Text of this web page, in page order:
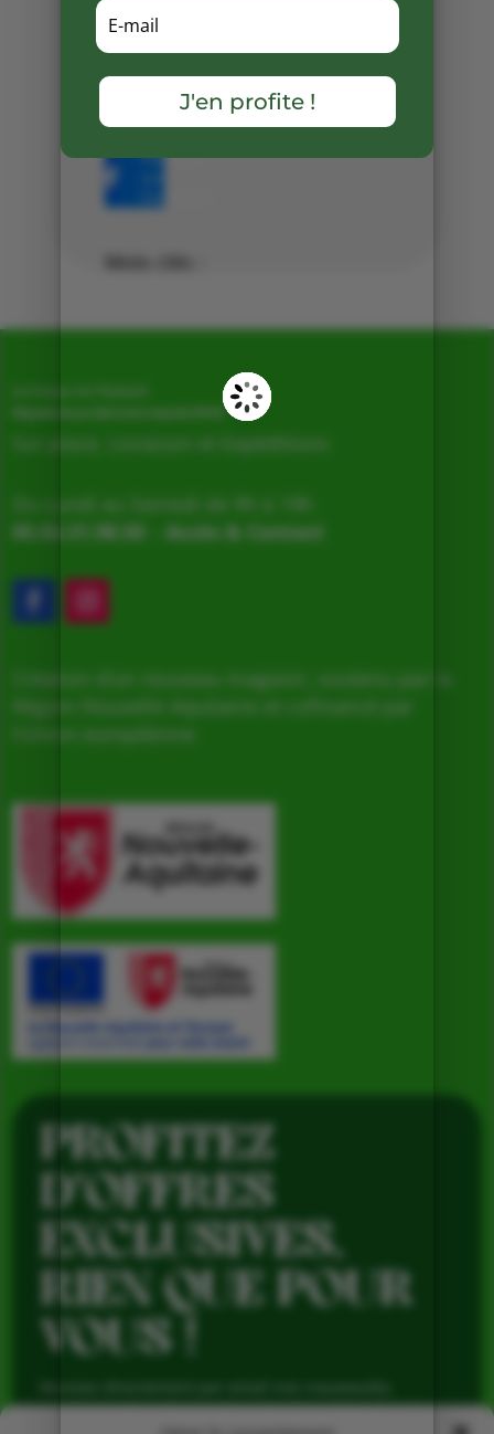
festive entre concerts, brunchs et
dégustations 🎶
👉 À découvrir dès maintenant à
la boutique !
Partager
Facebook
05.53.31.98.50
Accès & Contact
Création d’un nouveau magasin, soutenu par la
PROFITEZ
D’OFFRES
EXCLUSIVES,
RIEN QUE POUR
VOUS !
avantages réservés aux abonnés et produits de saison,
J'en profite !